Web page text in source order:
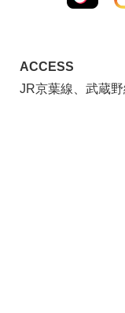
ACCESS
JR京葉線、武蔵